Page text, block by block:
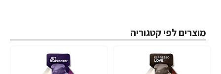
מוצרים לפי קטגוריה